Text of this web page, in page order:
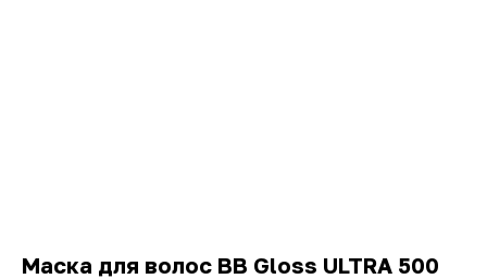
Маска для волос BB Gloss ULTRA 500